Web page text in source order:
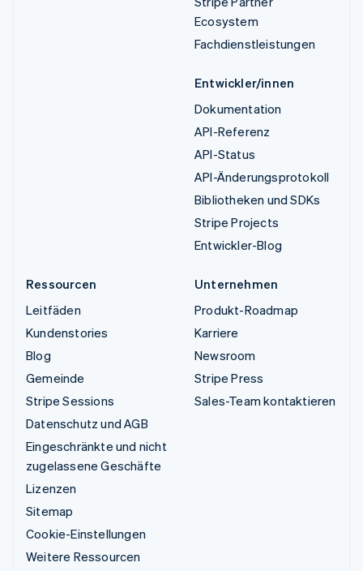
Ecosystem
Fachdienstleistungen
Entwickler/innen
Dokumentation
API-Referenz
API-Status
API-Änderungsprotokoll
Bibliotheken und SDKs
Stripe Projects
Entwickler-Blog
Ressourcen
Leitfäden
Kundenstories
Blog
Gemeinde
Stripe Sessions
Datenschutz und AGB
Eingeschränkte und nicht
zugelassene Geschäfte
Lizenzen
Sitemap
Cookie-Einstellungen
Weitere Ressourcen
Unternehmen
Produkt-Roadmap
Karriere
Newsroom
Stripe Press
Sales-Team kontaktieren